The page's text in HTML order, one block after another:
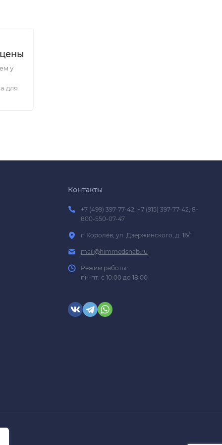
у
для
Контакты
+7 (499) 397-77-42; +7 (915) 397-77-42; 8-
800-550-07-47
г. Королёв, ул. Дзержинского, д. 16/1
mail@himmedsnab.ru
Режим работы:
пн-пт: с 10:00 до 18:00